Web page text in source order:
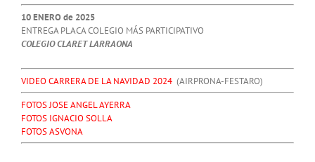
10 ENERO de 2025
ENTREGA PLACA COLEGIO MÁS PARTICIPATIVO
COLEGIO CLARET LARRAONA
VIDEO CARRERA DE LA NAVIDAD 2024 (AIRPRONA-FESTARO)
FOTOS JOSE ANGEL AYERRA
FOTOS IGNACIO SOLLA
FOTOS ASVONA